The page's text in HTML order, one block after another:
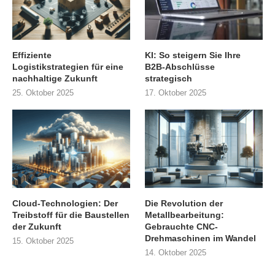
Effiziente
Logistikstrategien für eine
nachhaltige Zukunft
25. Oktober 2025
KI: So steigern Sie Ihre
B2B-Abschlüsse
strategisch
17. Oktober 2025
Cloud-Technologien: Der
Treibstoff für die Baustellen
der Zukunft
15. Oktober 2025
Die Revolution der
Metallbearbeitung:
Gebrauchte CNC-
Drehmaschinen im Wandel
14. Oktober 2025